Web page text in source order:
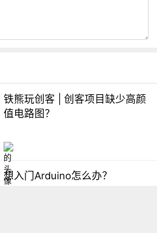
铁熊玩创客 | 创客项目缺少高颜
值电路图？
想入门Arduino怎么办？